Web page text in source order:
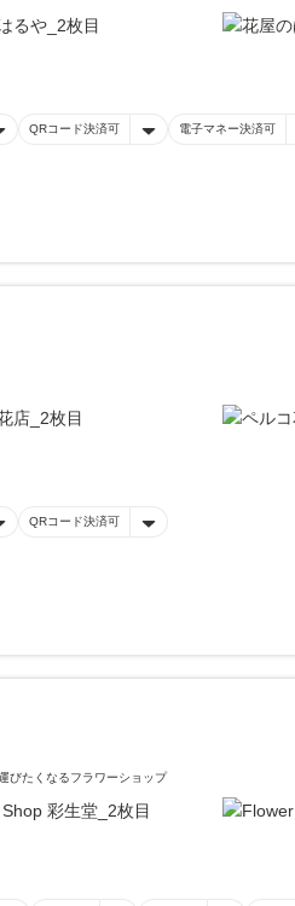
QRコード決済可 電子マネー決済可
QRコード決済可
びたくなるフラワーショップ